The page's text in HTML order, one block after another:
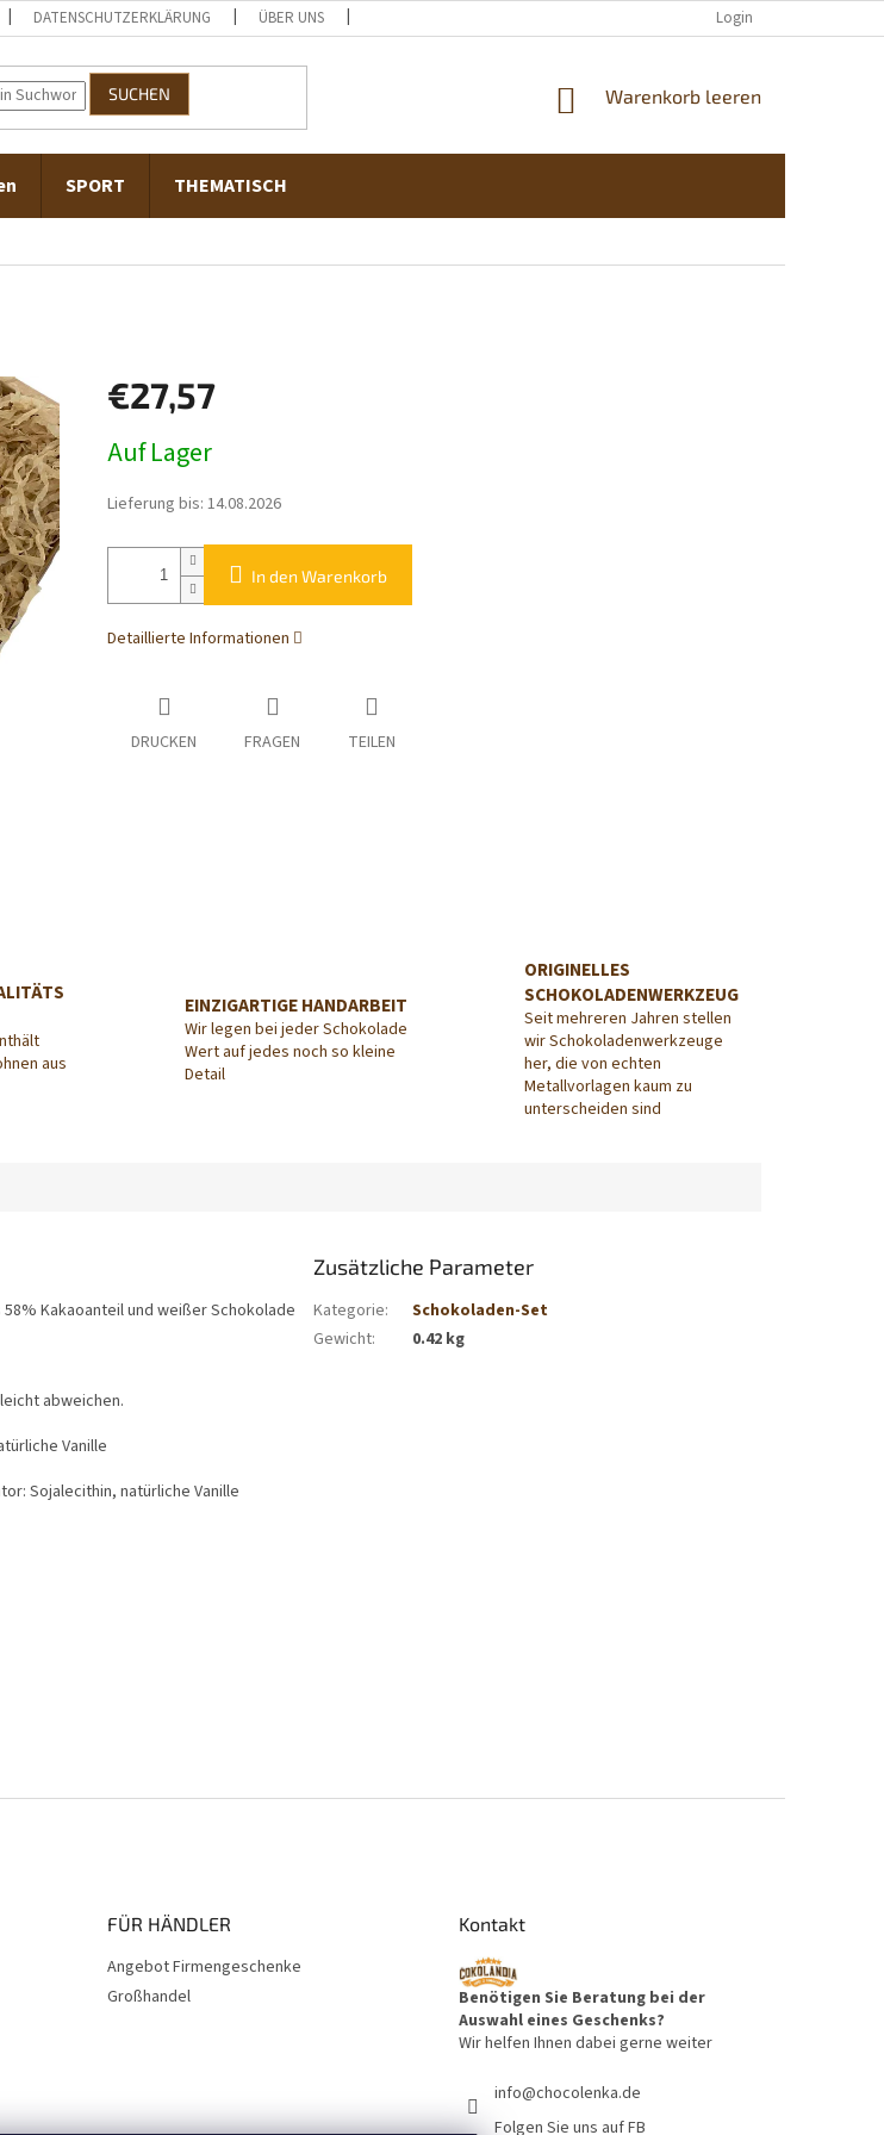
DATENSCHUTZERKLÄRUNG ÜBER UNS Login
SUCHEN WARENKORB
Warenkorb leeren
SPORT THEMATISCH
€27,57
Auf Lager
Lieferung bis: 14.08.2026
In den Warenkorb
Detaillierte Informationen
DRUCKEN FRAGEN TEILEN
aus
EINZIGARTIGE HANDARBEIT
Wir legen bei jeder Schokolade
Wert auf jedes noch so kleine
Detail
ORIGINELLES
SCHOKOLADENWERKZEUG
Seit mehreren Jahren stellen
wir Schokoladenwerkzeuge
her, die von echten
Metallvorlagen kaum zu
unterscheiden sind
Kakaoanteil und weißer Schokolade
abweichen.
Vanille
Sojalecithin, natürliche Vanille
Zusätzliche Parameter
Kategorie:
Schokoladen-Set
Gewicht: 0.42 kg
FÜR HÄNDLER
Angebot Firmengeschenke
Großhandel
Kontakt
Benötigen Sie Beratung bei der
Auswahl eines Geschenks?
Wir helfen Ihnen dabei gerne weiter
info@chocolenka.de
Folgen Sie uns auf FB